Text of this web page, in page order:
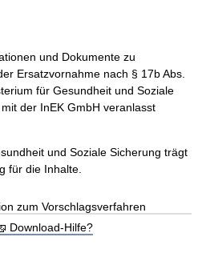
und Dokumente zu
Ersatzvornahme nach § 17b Abs.
für Gesundheit und Soziale
der InEK GmbH veranlasst
und Soziale Sicherung trägt
für die Inhalte.
zum Vorschlagsverfahren
Download-Hilfe?